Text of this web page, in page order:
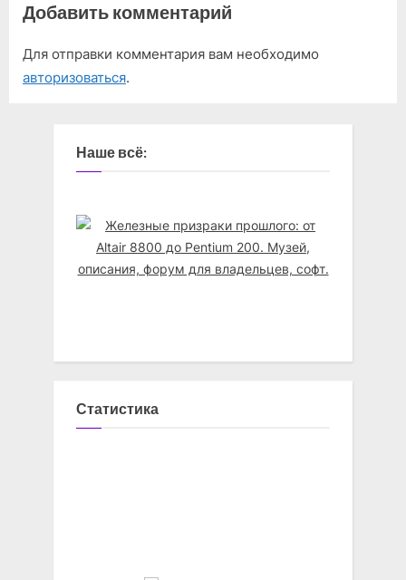
Добавить комментарий
Для отправки комментария вам необходимо
авторизоваться.
Наше всё:
Статистика